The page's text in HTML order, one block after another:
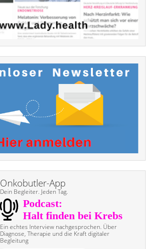
Onkobutler-App
Dein Begleiter. Jeden Tag.
Ein echtes Interview nach­gesprochen. Über
Diagnose, Therapie und die Kraft digitaler
Begleitung